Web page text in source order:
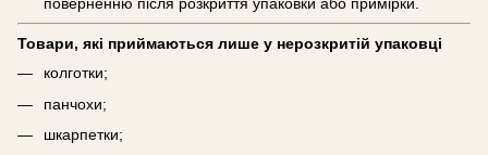
Товари, які приймаються лише у нерозкритій упаковці
колготки;
панчохи;
шкарпетки;